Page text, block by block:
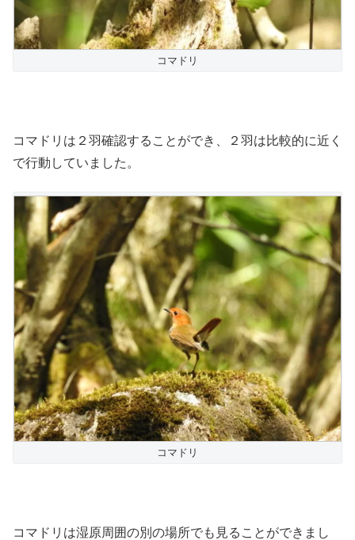
コマドリ
コマドリは２羽確認することができ、２羽は比較的に近く
で行動していました。
コマドリ
コマドリは湿原周囲の別の場所でも見ることができまし